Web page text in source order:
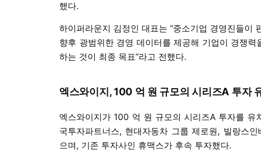
했다.
하이퍼라운지 김정인 대표는 “중소기업 경영진들이
향후 광범위한 경영 데이터를 제공해 기업이 경쟁
하는 것이 최종 목표”라고 전했다.
엑스와이지, 100 억 원 규모의 시리즈A 투자
엑스와이지가 100 억 원 규모의 시리즈A 투자를
국투자파트너스, 현대자동차 그룹 제로원, 빌랑스
으며, 기존 투자사인 휴맥스가 후속 투자했다.